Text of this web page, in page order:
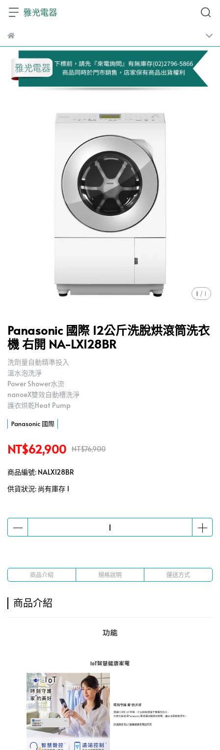
1 / 1
Panasonic 國際 12公斤洗脫烘滾筒洗衣
機 右開 NA-LX128BR
洗劑量自動精準投入
溫水泡洗淨
Power Shower水流
nanoeX雙效自動槽洗淨
護衣烘乾Heat Pump
Panasonic 國際
NT$62,900 NT$76,900
商品編號: NALX128BR
供貨狀況: 尚有庫存 1
商品介紹 規格說明 運送方式
商品介紹